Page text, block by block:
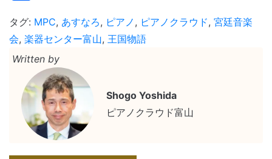
タグ: MPC, あすなろ, ピアノ , ピアノクラウド, 宮廷音楽
会, 楽器センター富山, 王国物語
Written by
Shogo Yoshida
ピアノクラウド富山